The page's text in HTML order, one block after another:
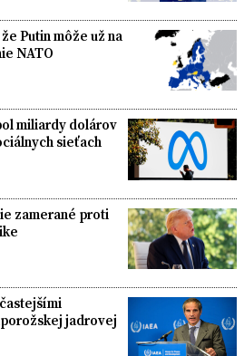
Putin môže už na
NATO
miliardy dolárov
sieťach
zamerané proti
jadrovej